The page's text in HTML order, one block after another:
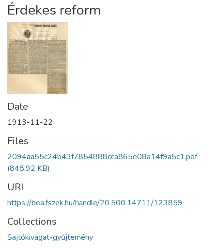
Statistics
About us
Érdekes reform
Date
1913-11-22
Files
2094aa55c24b43f7854888cca865e08a14f9a5c1.pdf
(848.92 KB)
URI
https://bea.fszek.hu/handle/20.500.14711/123859
Collections
Sajtókivágat-gyűjtemény